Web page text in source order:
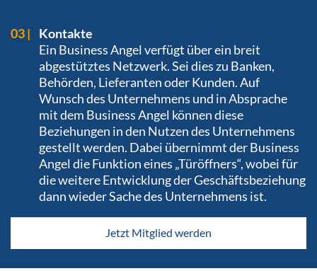
Kontakte
Ein Business Angel verfügt über ein breit
abgestütztes Netzwerk. Sei dies zu Banken,
Behörden, Lieferanten oder Kunden. Auf
Wunsch des Unternehmens und in Absprache
mit dem Business Angel können diese
Beziehungen in den Nutzen des Unternehmens
gestellt werden. Dabei übernimmt der Business
Angel die Funktion eines „Türöffners“, wobei für
die weitere Entwicklung der Geschäftsbeziehung
dann wieder Sache des Unternehmens ist.
Jetzt Mitglied werden